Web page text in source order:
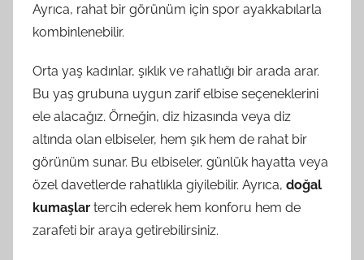
Ayrıca, rahat bir görünüm için spor ayakkabılarla
kombinlenebilir.
Orta yaş kadınlar, şıklık ve rahatlığı bir arada arar.
Bu yaş grubuna uygun zarif elbise seçeneklerini
ele alacağız. Örneğin, diz hizasında veya diz
altında olan elbiseler, hem şık hem de rahat bir
görünüm sunar. Bu elbiseler, günlük hayatta veya
özel davetlerde rahatlıkla giyilebilir. Ayrıca, doğal
kumaşlar tercih ederek hem konforu hem de
zarafeti bir araya getirebilirsiniz.